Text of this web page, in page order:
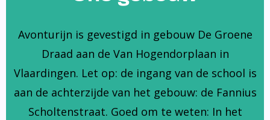
Avonturijn is gevestigd in gebouw De Groene
Draad aan de Van Hogendorplaan in
Vlaardingen. Let op: de ingang van de school is
aan de achterzijde van het gebouw: de Fannius
Scholtenstraat. Goed om te weten: In het